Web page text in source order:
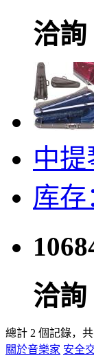
洽詢
中提
库存
洽詢
總計 2 個記錄，共
關於音樂家 安全